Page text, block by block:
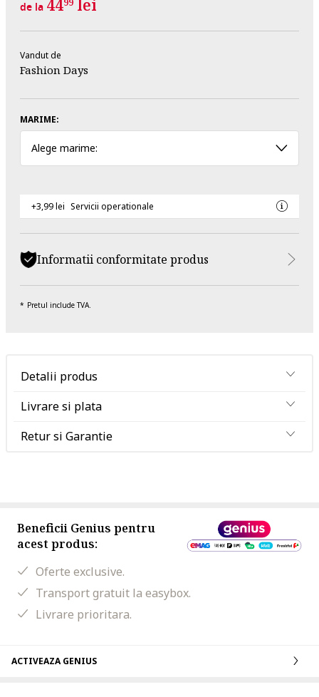
de la 44 lei
Vandut de
Fashion Days
MARIME:
Alege marime:
+3,99 lei Servicii operationale
Informatii conformitate produs
Pretul include TVA.
Detalii produs
Livrare si plata
Retur si Garantie
Beneficii Genius pentru
acest produs:
Oferte exclusive.
Transport gratuit la easybox.
Livrare prioritara.
ACTIVEAZA GENIUS